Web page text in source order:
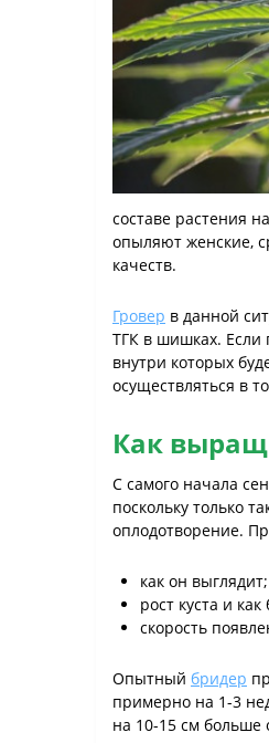
составе растения
опыляют женские,
качеств.
Гровер в данной
ТГК в шишках. Если
внутри которых
осуществляться в
Как
C самого начала
поскольку только
оплодотворение.
как он выглядит;
рост куста и
скорость
Опытный бридер
примерно на 1-3
на 10-15 см больше